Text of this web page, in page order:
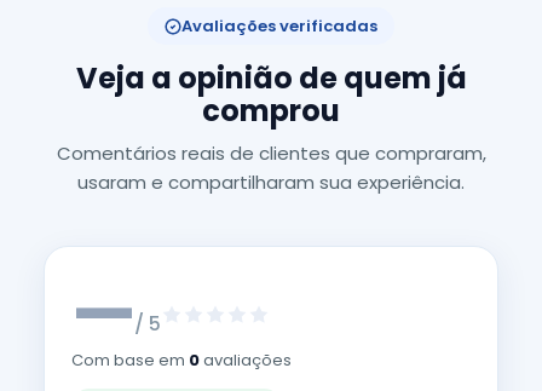
Avaliações verificadas
Veja a opinião de quem já
comprou
Comentários reais de clientes que compraram,
usaram e compartilharam sua experiência.
—/ 5
Com base em 0avaliações